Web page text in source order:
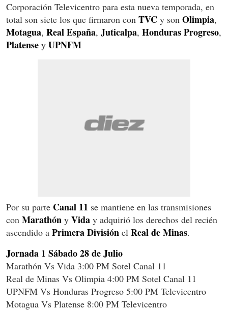
Corporación Televicentro para esta nueva temporada, en
total son siete los que firmaron con TVC y son Olimpia,
Motagua, Real España, Juticalpa, Honduras Progreso,
Platense y UPNFM
Por su parte Canal 11 se mantiene en las transmisiones
con Marathón y Vida y adquirió los derechos del recién
ascendido a Primera División el Real de Minas.
Jornada 1 Sábado 28 de Julio
Marathón Vs Vida 3:00 PM Sotel Canal 11
Real de Minas Vs Olimpia 4:00 PM Sotel Canal 11
UPNFM Vs Honduras Progreso 5:00 PM Televicentro
Motagua Vs Platense 8:00 PM Televicentro